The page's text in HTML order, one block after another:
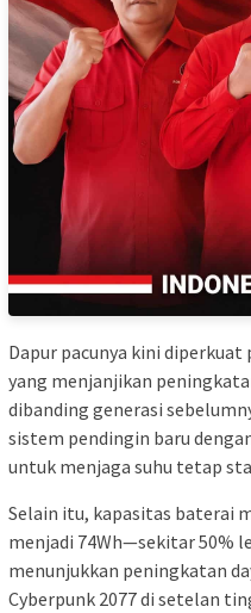
Dapur pacunya kini diperkuat
yang menjanjikan
dibanding generasi
sistem pendingin baru
untuk menjaga suhu tetap
Selain itu, kapasitas baterai
menjadi 74Wh—sekitar 50%
menunjukkan peningkatan
Cyberpunk 2077 di setelan